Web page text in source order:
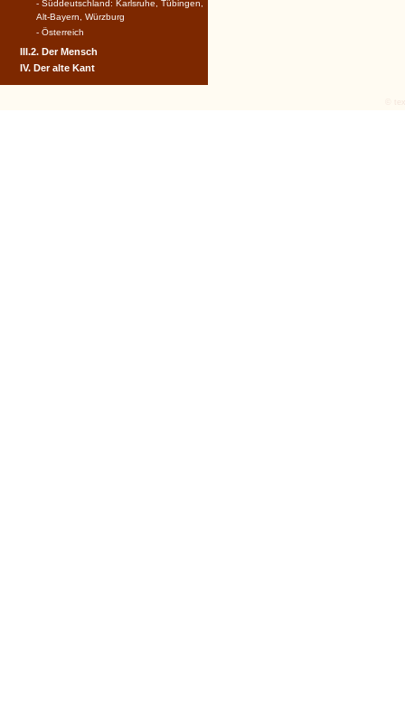
- Süddeutschland: Karlsruhe, Tübingen,
Alt-Bayern, Würzburg
- Österreich
III.2. Der Mensch
IV. Der alte Kant